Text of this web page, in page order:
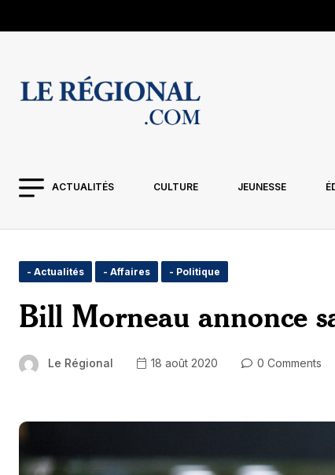
ACTUALITÉS CULTURE JEUNESSE
- Actualités - Affaires - Politique
Bill Morneau annonce
Le Régional 18 août 2020 0 Comments